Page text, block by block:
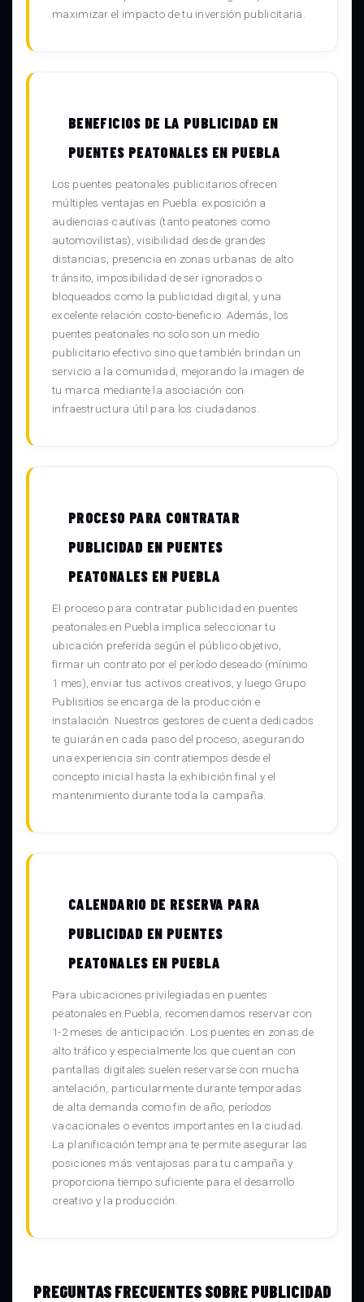
maximizar el impacto de tu inversión publicitaria.
BENEFICIOS DE LA PUBLICIDAD EN
PUENTES PEATONALES EN PUEBLA
Los puentes peatonales publicitarios ofrecen
múltiples ventajas en Puebla: exposición a
audiencias cautivas (tanto peatones como
automovilistas), visibilidad desde grandes
distancias, presencia en zonas urbanas de alto
tránsito, imposibilidad de ser ignorados o
bloqueados como la publicidad digital, y una
excelente relación costo-beneficio. Además, los
puentes peatonales no solo son un medio
publicitario efectivo sino que también brindan un
servicio a la comunidad, mejorando la imagen de
tu marca mediante la asociación con
infraestructura útil para los ciudadanos.
PROCESO PARA CONTRATAR
PUBLICIDAD EN PUENTES
PEATONALES EN PUEBLA
El proceso para contratar publicidad en puentes
peatonales en Puebla implica seleccionar tu
ubicación preferida según el público objetivo,
firmar un contrato por el período deseado (mínimo
1 mes), enviar tus activos creativos, y luego Grupo
Publisitios se encarga de la producción e
instalación. Nuestros gestores de cuenta dedicados
te guiarán en cada paso del proceso, asegurando
una experiencia sin contratiempos desde el
concepto inicial hasta la exhibición final y el
mantenimiento durante toda la campaña.
CALENDARIO DE RESERVA PARA
PUBLICIDAD EN PUENTES
PEATONALES EN PUEBLA
Para ubicaciones privilegiadas en puentes
peatonales en Puebla, recomendamos reservar con
1-2 meses de anticipación. Los puentes en zonas de
alto tráfico y especialmente los que cuentan con
pantallas digitales suelen reservarse con mucha
antelación, particularmente durante temporadas
de alta demanda como fin de año, períodos
vacacionales o eventos importantes en la ciudad.
La planificación temprana te permite asegurar las
posiciones más ventajosas para tu campaña y
proporciona tiempo suficiente para el desarrollo
creativo y la producción.
PREGUNTAS FRECUENTES SOBRE PUBLICIDAD